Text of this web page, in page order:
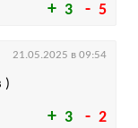
3 5
3 2
)
21.05.2025 в 09:54